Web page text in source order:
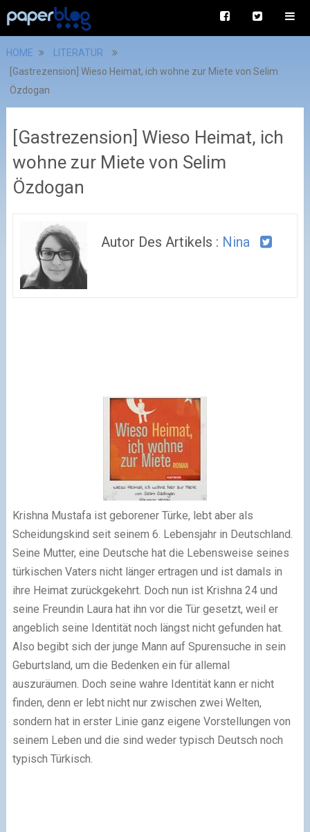
HOME
LITERATUR
[Gastrezension] Wieso Heimat, ich wohne zur Miete von Selim
Özdogan
[Gastrezension] Wieso Heimat, ich
wohne zur Miete von Selim
Özdogan
Autor Des Artikels : Nina
Krishna Mustafa ist geborener Türke, lebt aber als
Scheidungskind seit seinem 6. Lebensjahr in Deutschland.
Seine Mutter, eine Deutsche hat die Lebensweise seines
türkischen Vaters nicht länger ertragen und ist damals in
ihre Heimat zurückgekehrt. Doch nun ist Krishna 24 und
seine Freundin Laura hat ihn vor die Tür gesetzt, weil er
angeblich seine Identität noch längst nicht gefunden hat.
Also begibt sich der junge Mann auf Spurensuche in sein
Geburtsland, um die Bedenken ein für allemal
auszuräumen. Doch seine wahre Identität kann er nicht
finden, denn er lebt nicht nur zwischen zwei Welten,
sondern hat in erster Linie ganz eigene Vorstellungen von
seinem Leben und die sind weder typisch Deutsch noch
typisch Türkisch.